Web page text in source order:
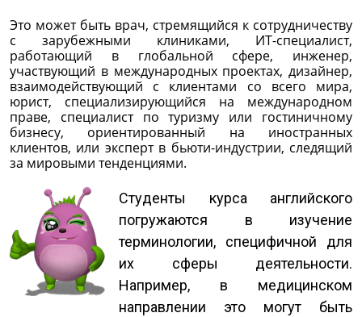
Это может быть врач, стремящийся к сотрудничеству
с зарубежными клиниками, ИТ-специалист,
работающий в глобальной сфере, инженер,
участвующий в международных проектах, дизайнер,
взаимодействующий с клиентами со всего мира,
юрист, специализирующийся на международном
праве, специалист по туризму или гостиничному
бизнесу, ориентированный на иностранных
клиентов, или эксперт в бьюти-индустрии, следящий
за мировыми тенденциями.
Студенты курса английского
погружаются в изучение
терминологии, специфичной для
их сферы деятельности.
Например, в медицинском
направлении это могут быть